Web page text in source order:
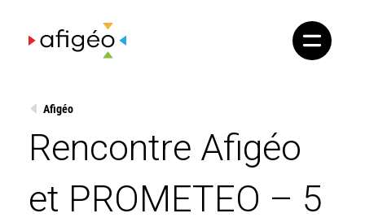
content
Afigéo
Rencontre Afigéo
et PROMETEO – 5